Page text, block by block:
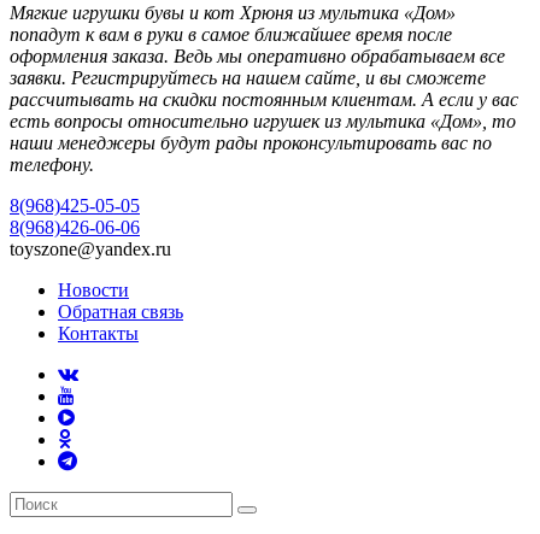
Мягкие игрушки бувы и кот Хрюня из мультика «Дом»
попадут к вам в руки в самое ближайшее время после
оформления заказа. Ведь мы оперативно обрабатываем все
заявки. Регистрируйтесь на нашем сайте, и вы сможете
рассчитывать на скидки постоянным клиентам. А если у вас
есть вопросы относительно игрушек из мультика «Дом», то
наши менеджеры будут рады проконсультировать вас по
телефону.
8(968)425-05-05
8(968)426-06-06
toyszone@yandex.ru
Новости
Обратная связь
Контакты